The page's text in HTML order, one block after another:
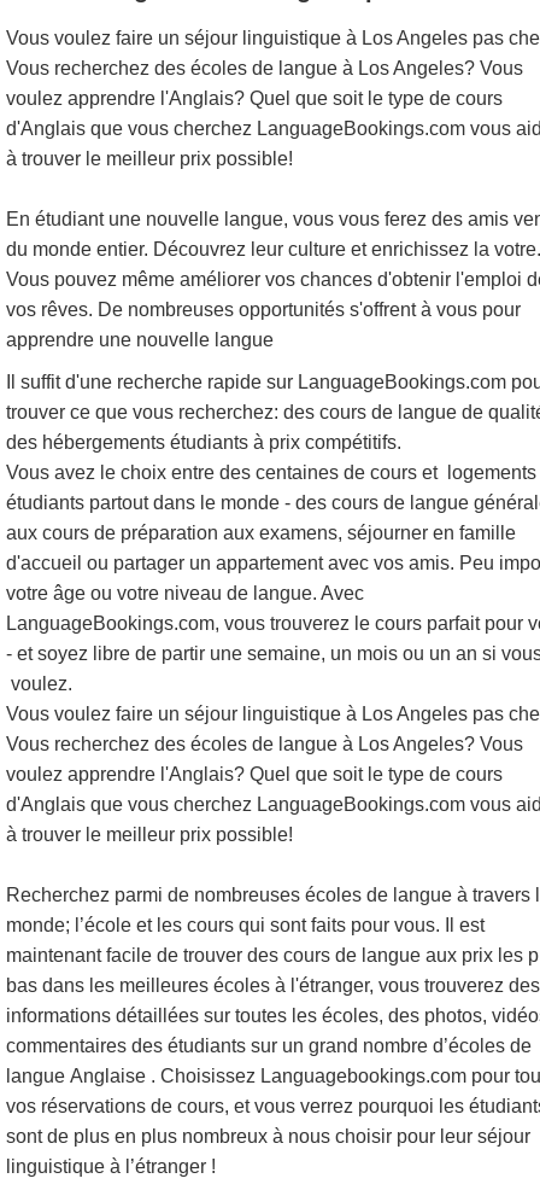
Vous voulez faire un séjour linguistique à Los Angeles pas
Vous recherchez des écoles de langue à Los Angeles? Vous
voulez apprendre l'Anglais? Quel que soit le type de cours
d'Anglais que vous cherchez LanguageBookings.com vous
à trouver le meilleur prix possible!
En étudiant une nouvelle langue, vous vous ferez des amis
du monde entier. Découvrez leur culture et enrichissez la votre.
Vous pouvez même améliorer vos chances d'obtenir l'emploi
vos rêves. De nombreuses opportunités s'offrent à vous pour
apprendre une nouvelle langue
Il suffit d'une recherche rapide sur LanguageBookings.com
trouver ce que vous recherchez: des cours de langue de
des hébergements étudiants à prix compétitifs.
Vous avez le choix entre des centaines de cours et logements
étudiants partout dans le monde - des cours de langue
aux cours de préparation aux examens, séjourner en famille
d'accueil ou partager un appartement avec vos amis. Peu
votre âge ou votre niveau de langue. Avec
LanguageBookings.com, vous trouverez le cours parfait pour
- et soyez libre de partir une semaine, un mois ou un an si
voulez.
Vous voulez faire un séjour linguistique à Los Angeles pas
Vous recherchez des écoles de langue à Los Angeles? Vous
voulez apprendre l'Anglais? Quel que soit le type de cours
d'Anglais que vous cherchez LanguageBookings.com vous
à trouver le meilleur prix possible!
Recherchez parmi de nombreuses écoles de langue à travers
monde; l’école et les cours qui sont faits pour vous. Il est
maintenant facile de trouver des cours de langue aux prix les
bas dans les meilleures écoles à l'étranger, vous trouverez des
informations détaillées sur toutes les écoles, des photos,
commentaires des étudiants sur un grand nombre d’écoles de
langue Anglaise . Choisissez Languagebookings.com pour
vos réservations de cours, et vous verrez pourquoi les
sont de plus en plus nombreux à nous choisir pour leur séjour
linguistique à l’étranger !